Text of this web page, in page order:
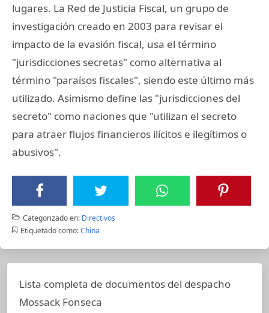
lugares. La Red de Justicia Fiscal, un grupo de
investigación creado en 2003 para revisar el
impacto de la evasión fiscal, usa el término
"jurisdicciones secretas" como alternativa al
término "paraísos fiscales", siendo este último más
utilizado. Asimismo define las "jurisdicciones del
secreto" como naciones que "utilizan el secreto
para atraer flujos financieros ilícitos e ilegítimos o
abusivos".
Categorizado en: Directivos
Etiquetado como: China
Lista completa de documentos del despacho
Mossack Fonseca